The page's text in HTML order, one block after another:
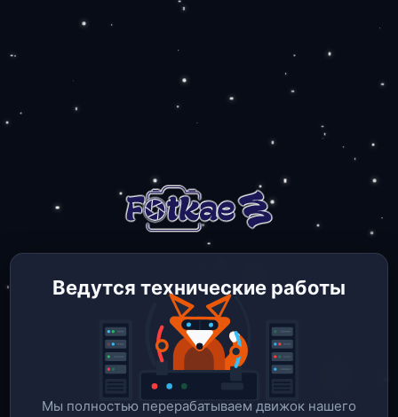
Ведутся технические работы
Мы полностью перерабатываем движок нашего